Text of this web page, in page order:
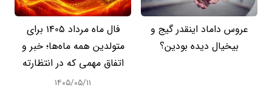
عروس داماد اینقدر گیج و
بیخیال دیده بودین؟
فال ماه مرداد 1405 برای
متولدین همه ماه‌ها؛ خبر و
اتفاق مهمی که در انتظارته
۱۴۰۵/۰۵/۱۱